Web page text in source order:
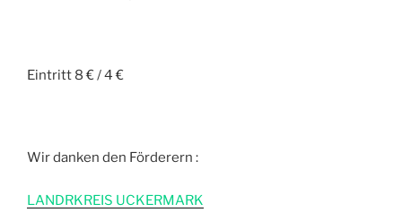
Eintritt 8 € / 4 €
Wir danken den Förderern :
LANDRKREIS UCKERMARK